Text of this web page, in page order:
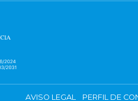
AVISO LEGAL PERFIL DE